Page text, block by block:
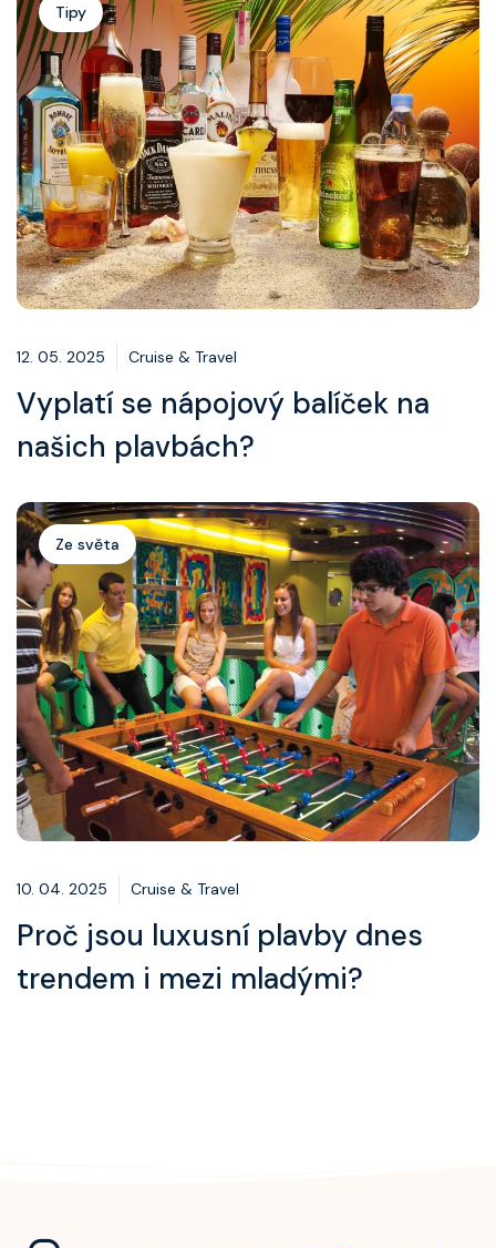
Tipy
12. 05. 2025 Cruise & Travel
Vyplatí se nápojový balíček na
našich plavbách?
Ze světa
10. 04. 2025 Cruise & Travel
Proč jsou luxusní plavby dnes
trendem i mezi mladými?